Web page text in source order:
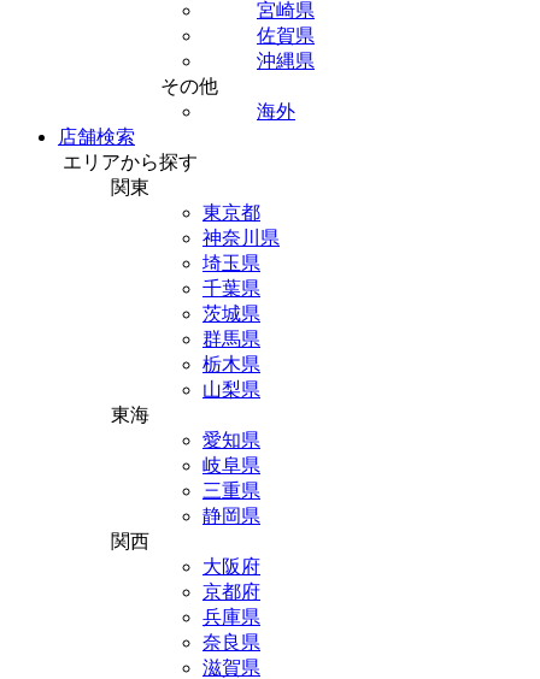
宮崎県
佐賀県
沖縄県
その他
海外
店舗検索
エリアから探す
関東
東京都
神奈川県
埼玉県
千葉県
茨城県
群馬県
栃木県
山梨県
東海
愛知県
岐阜県
三重県
静岡県
関西
大阪府
京都府
兵庫県
奈良県
滋賀県